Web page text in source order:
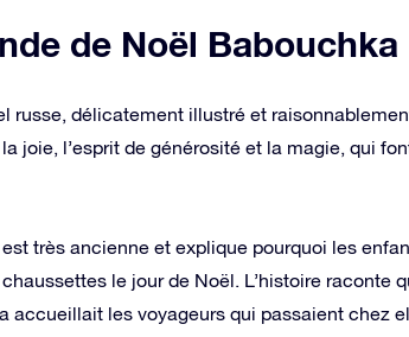
de Noël Babouchka
russe, délicatement illustré et
joie, l’esprit de générosité et la magie, qui
très ancienne et explique pourquoi les
le jour de Noël. L’histoire raconte
accueillait les voyageurs qui passaient chez